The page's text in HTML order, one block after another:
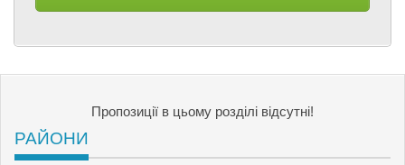
Пропозиції в цьому розділі відсутні!
РАЙОНИ